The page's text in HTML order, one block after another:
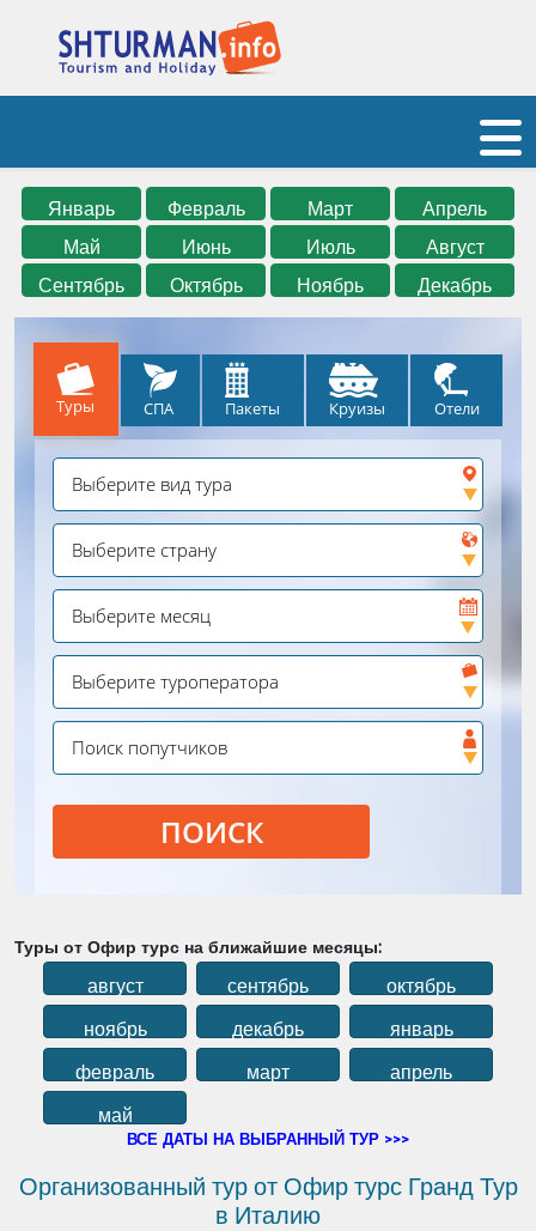
Январь Февраль Март
Апрель
Май
Июнь Июль
Август
Сентябрь
Октябрь Ноябрь Декабрь
Туры СПА Пакеты Круизы Отели
ПОИСК
Туры от Офир турс на ближайшие месяцы:
август сентябрь
октябрь
ноябрь
декабрь
январь
февраль
март
апрель
май
ВСЕ ДАТЫ НА ВЫБРАННЫЙ ТУР >>>
Организованный тур от Офир турс Гранд Тур
в Италию